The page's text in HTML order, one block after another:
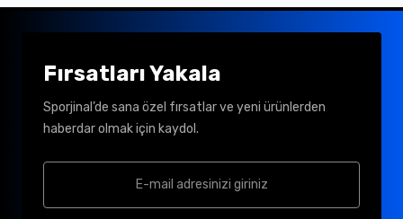
Fırsatları Yakala
Sporjinal’de sana özel fırsatlar ve yeni ürünlerden
haberdar olmak için kaydol.